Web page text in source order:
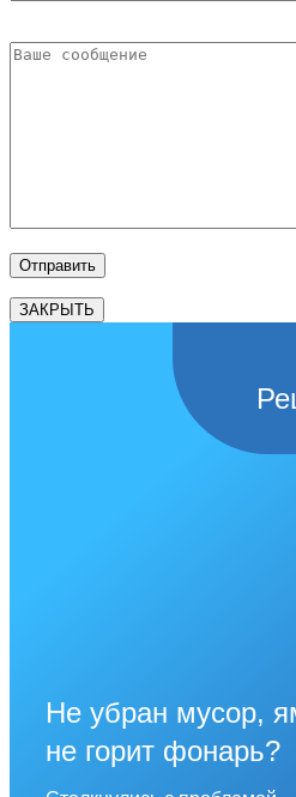
ЗАКРЫТЬ
Не убран мусор,
не горит фонарь?